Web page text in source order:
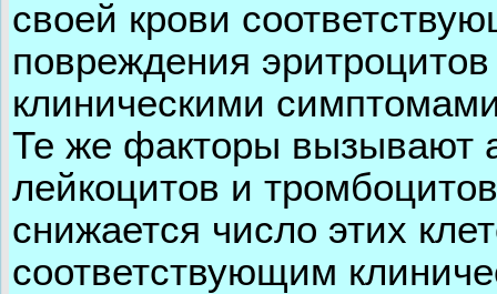
своей крови
повреждения
клиническими
Те же факторы вызывают
лейкоцитов и
снижается число этих
соответствующим